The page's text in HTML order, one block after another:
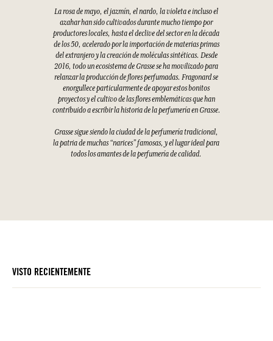
La rosa de mayo, el jazmín, el nardo, la violeta e incluso el
azahar han sido cultivados durante mucho tiempo por
productores locales, hasta el declive del sector en la década
de los 50, acelerado por la importación de materias primas
del extranjero y la creación de moléculas sintéticas. Desde
2016, todo un ecosistema de Grasse se ha movilizado para
relanzar la producción de flores perfumadas. Fragonard se
enorgullece particularmente de apoyar estos bonitos
proyectos y el cultivo de las flores emblemáticas que han
contribuido a escribir la historia de la perfumería en Grasse.
Grasse sigue siendo la ciudad de la perfumería tradicional,
la patria de muchas “narices” famosas, y el lugar ideal para
todos los amantes de la perfumería de calidad.
VISTO RECIENTEMENTE